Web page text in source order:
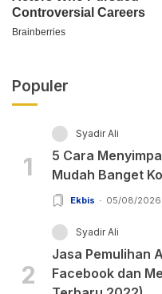
Populer
1
Syadir Ali
5 Cara
Mudah Banget
Ekbis 05/08/2026
2
Syadir Ali
Jasa Pemulihan
Facebook dan